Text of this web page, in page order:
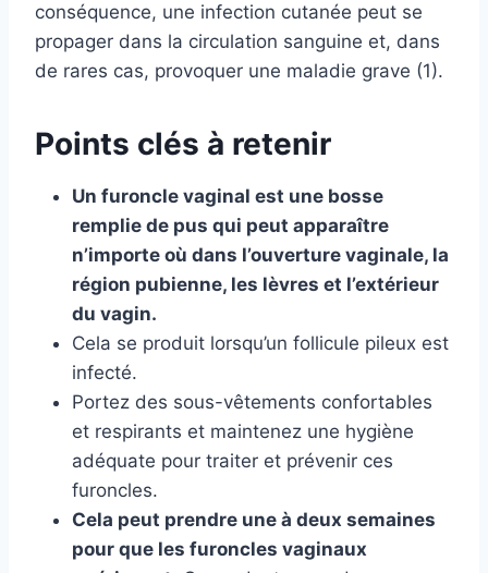
conséquence, une infection cutanée peut se
propager dans la circulation sanguine et, dans
de rares cas, provoquer une maladie grave (1).
Points clés à retenir
Un furoncle vaginal est une bosse
remplie de pus qui peut apparaître
n’importe où dans l’ouverture vaginale, la
région pubienne, les lèvres et l’extérieur
du vagin.
Cela se produit lorsqu’un follicule pileux est
infecté.
Portez des sous-vêtements confortables
et respirants et maintenez une hygiène
adéquate pour traiter et prévenir ces
furoncles.
Cela peut prendre une à deux semaines
pour que les furoncles vaginaux